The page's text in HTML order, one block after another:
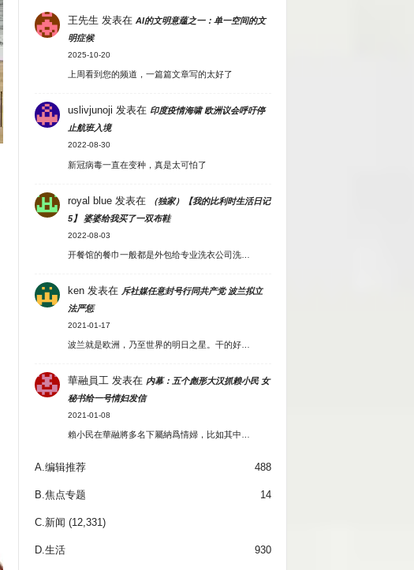
王先生 发表在 AI的文明意蕴之一：单一空间的文
明症候
2025-10-20
上周看到您的频道，一篇篇文章写的太好了
uslivjunoji 发表在 印度疫情海啸 欧洲议会呼吁停
止航班入境
2022-08-30
新冠病毒一直在变种，真是太可怕了
royal blue发表在
（独家）【我的比利时生活日记
5】 婆婆给我买了一双布鞋
2022-08-03
开餐馆的餐巾一般都是外包给专业洗衣公司洗…
ken发表在 斥社媒任意封号行同共产党 波兰拟立
法严惩
2021-01-17
波兰就是欧洲，乃至世界的明日之星。干的好…
華融員工 发表在 内幕：五个彪形大汉抓赖小民 女
秘书给一号情妇发信
2021-01-08
賴小民在華融將多名下屬納爲情婦，比如其中…
A.编辑推荐 488
B.焦点专题 14
C.新闻 (12,331)
D.生活 930